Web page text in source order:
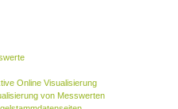
Online Visualisierung
von Messwerten